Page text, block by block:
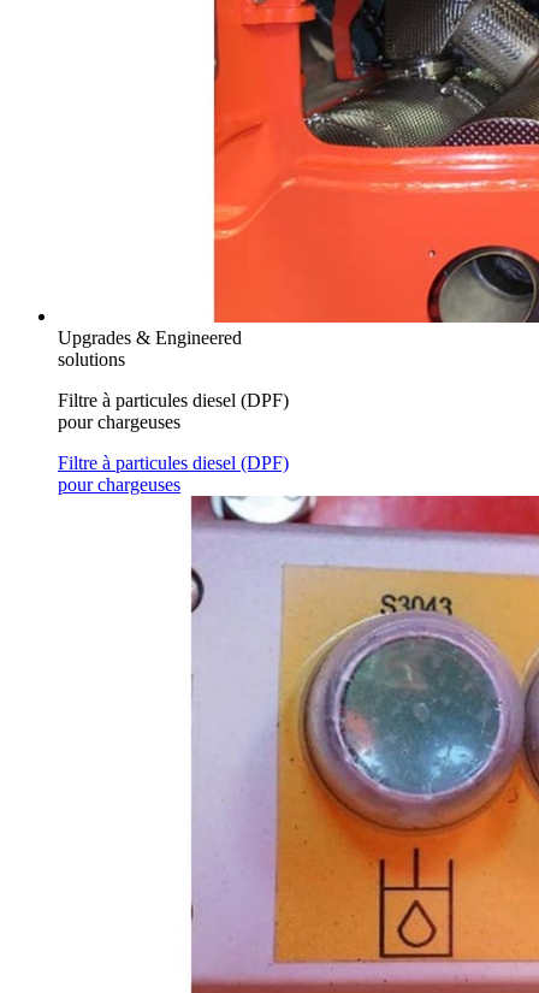
Upgrades & Engineered
solutions
Filtre à particules diesel (DPF)
pour chargeuses
Filtre à particules diesel (DPF)
pour chargeuses